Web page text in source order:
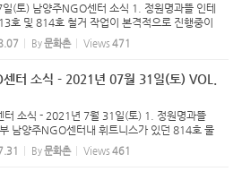
(토) 남양주NGO센터 소식 1. 정원명과뜰 인테
호 및 814호 철거 작업이 본격적으로 진행중이
소요되고, 철거가 끝나면 도면을 바탕으로 공유
이 시작될 예정이다. 2. 위즈덤미디어 - 평화마
By문화촌 Views 471
터 소식 - 2021년 07월 31일(토) VOL.
터 소식 - 2021년 7월 31일(토) 1. 정원명과뜰
남양주NGO센터내 휘트니스가 있던 814호 물
있는 중입니다. 다음주 월요일부터는 813호와 8
를 허무는 작업이 진행됩니다. 2. 장익수커피학
By문화촌 Views 461